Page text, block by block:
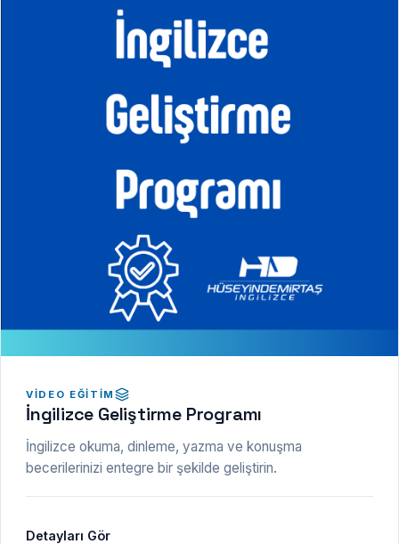
VIDEO EĞITIM
İngilizce Geliştirme Programı
İngilizce okuma, dinleme, yazma ve konuşma
becerilerinizi entegre bir şekilde geliştirin.
Detayları Gör